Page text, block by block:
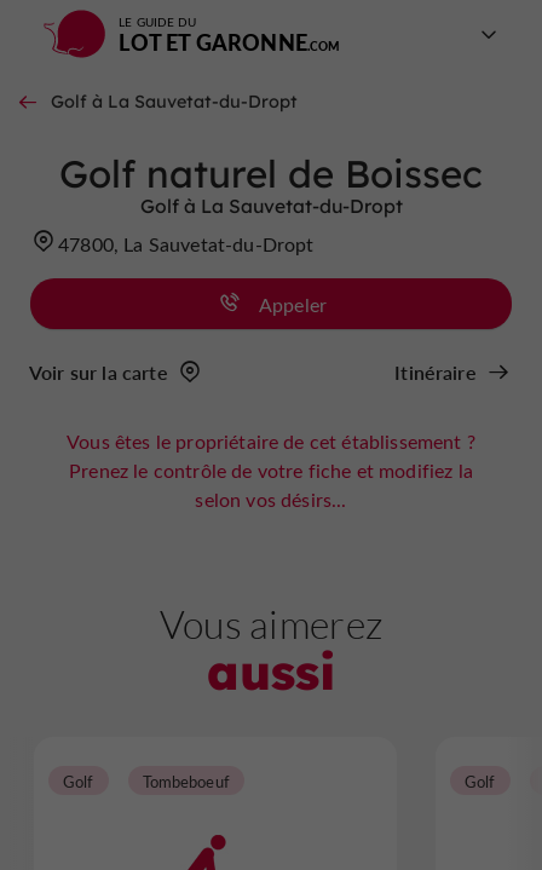
LE GUIDE DU
LOT ET GARONNE
Golf à La Sauvetat-du-Dropt
Golf naturel de Boissec
Golf à La Sauvetat-du-Dropt
47800, La Sauvetat-du-Dropt
Appeler
Voir sur la carte Itinéraire
Vous êtes le propriétaire de cet établissement ?
Prenez le contrôle de votre fiche et modifiez la
selon vos désirs...
Vous aimerez
aussi
Golf Tombeboeuf Golf